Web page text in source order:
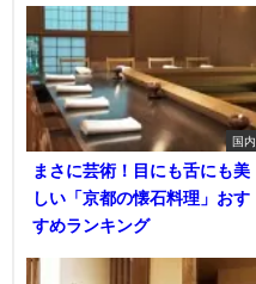
国内
まさに芸術！目にも舌にも美
しい「京都の懐石料理」おす
すめランキング